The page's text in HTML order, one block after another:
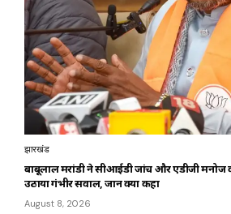
झारखंड
बाबूलाल मरांडी ने सीआईडी जांच और एडीजी
उठाया गंभीर सवाल, जानें क्या कहा
August 8, 2026